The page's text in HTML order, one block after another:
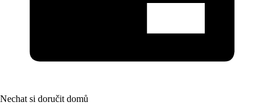
Nechat si doručit domů